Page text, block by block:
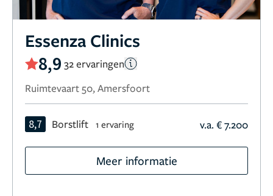
Essenza Clinics
8,9 32 ervaringen
Ruimtevaart 50, Amersfoort
8,7 Borstlift 1 ervaring v.a. € 7.200
Meer informatie